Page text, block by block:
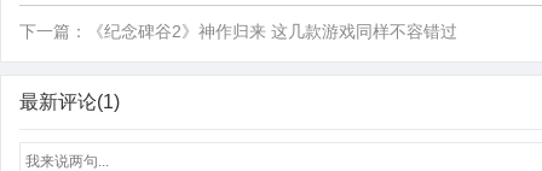
下一篇： 《纪念碑谷2》神作归来 这几款游戏同样不容错过
最新评论(1)